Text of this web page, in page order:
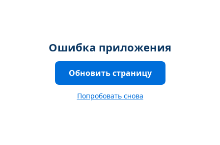
Ошибка приложения
Обновить страницу
Попробовать снова